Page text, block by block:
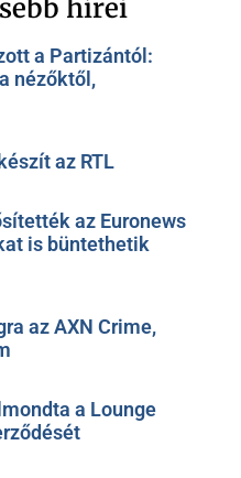
hírei
a Partizántól:
nézőktől,
az RTL
az Euronews
is büntethetik
az AXN Crime,
a Lounge